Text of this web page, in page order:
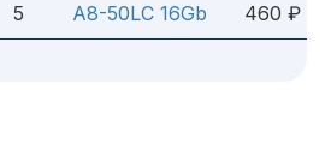
A8-50LC 16Gb
460 ₽